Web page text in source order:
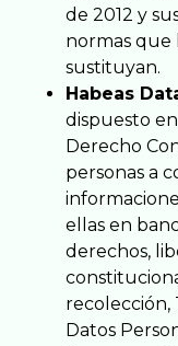
de 2012 y
normas
sustituyan.
Habeas
dispuesto en
Derecho
personas a
ellas en
derechos,
recolección,
Datos